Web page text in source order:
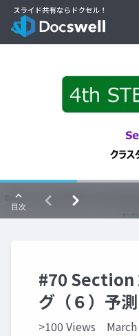
#70 Section
グ（６）予測
>100 Views